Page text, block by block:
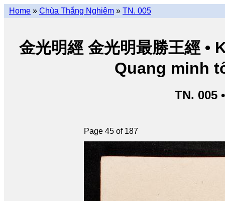
Home » Chùa Thắng Nghiêm » TN. 005
金光明經 金光明最勝王經
Quang minh
TN. 005
Page 45 of 187